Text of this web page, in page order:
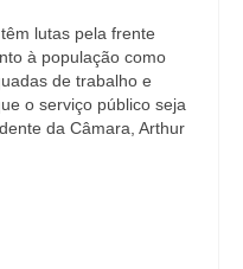
lutas pela frente
à população como
de trabalho e
o serviço público seja
da Câmara, Arthur